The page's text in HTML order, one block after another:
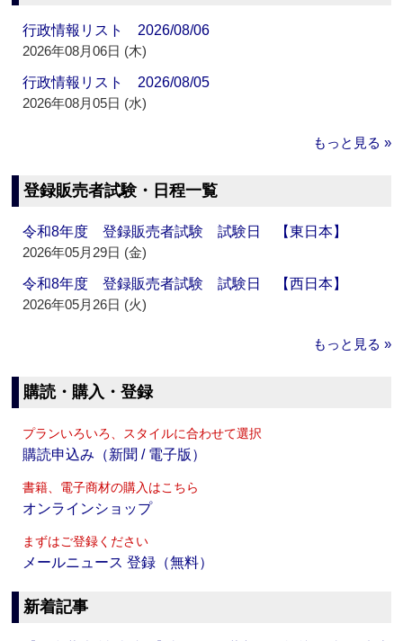
行政情報リスト 2026/08/06
2026年08月06日 (木)
行政情報リスト 2026/08/05
2026年08月05日 (水)
もっと見る »
登録販売者試験・日程一覧
令和8年度 登録販売者試験 試験日 【東日本】
2026年05月29日 (金)
令和8年度 登録販売者試験 試験日 【西日本】
2026年05月26日 (火)
もっと見る »
購読・購入・登録
プランいろいろ、スタイルに合わせて選択
購読申込み（新聞 / 電子版）
書籍、電子商材の購入はこちら
オンラインショップ
まずはご登録ください
メールニュース 登録（無料）
新着記事